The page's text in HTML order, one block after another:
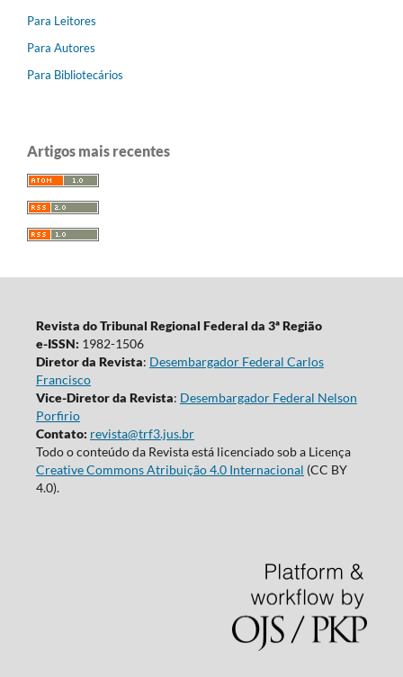
Para Leitores
Para Autores
Para Bibliotecários
Artigos mais recentes
Revista do Tribunal Regional Federal da 3ª Região
e-ISSN: 1982-1506
Diretor da Revista: Desembargador Federal Carlos
Francisco
Vice-Diretor da Revista: Desembargador Federal Nelson
Porfirio
Contato: revista@trf3.jus.br
Todo o conteúdo da Revista está licenciado sob a Licença
Creative Commons Atribuição 4.0 Internacional (CC BY
4.0).